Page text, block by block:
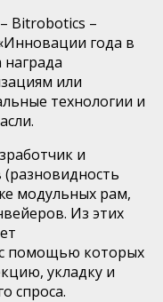
– Bitrobotics –
года в
награда
или
технологии и
и
(разновидность
модульных рам,
Из этих
помощью которых
ю, укладку и
спроса.